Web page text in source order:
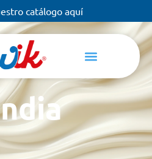
catálogo aquí